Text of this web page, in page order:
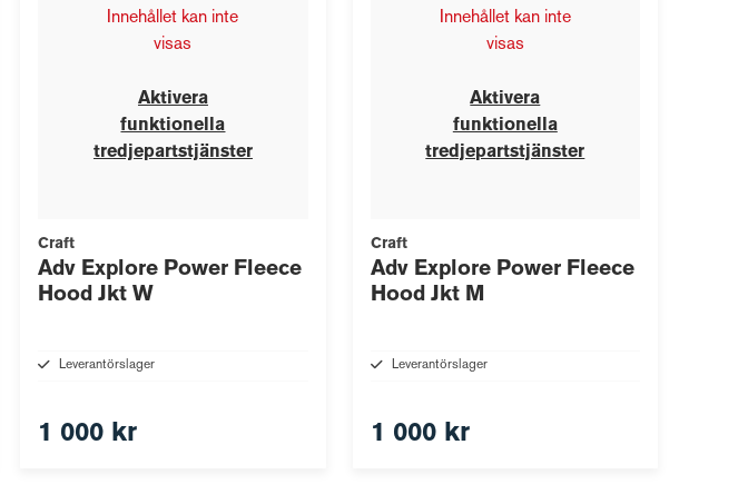
Innehållet kan inte
visas
Aktivera
funktionella
tredjepartstjänster
Craft
Adv Explore Power Fleece
Hood Jkt W
Leverantörslager
1 000 kr
Innehållet kan inte
visas
Aktivera
funktionella
tredjepartstjänster
Craft
Adv Explore Power Fleece
Hood Jkt M
Leverantörslager
1 000 kr